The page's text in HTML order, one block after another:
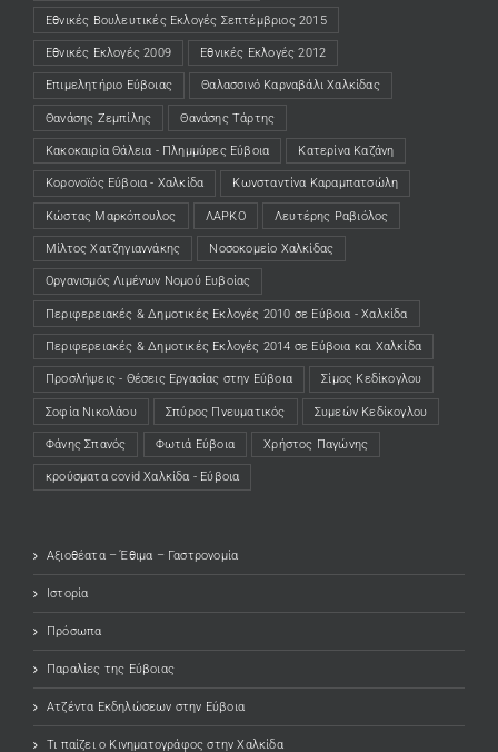
Εθνικές Βουλευτικές Εκλογές Σεπτέμβριος 2015
Εθνικές Εκλογές 2009 Εθνικές Εκλογές 2012
Επιμελητήριο Εύβοιας Θαλασσινό Καρναβάλι Χαλκίδας
Θανάσης Ζεμπίλης Θανάσης Τάρτης
Κακοκαιρία Θάλεια - Πλημμύρες Εύβοια Κατερίνα Καζάνη
Κορονοϊός Εύβοια - Χαλκίδα Κωνσταντίνα Καραμπατσώλη
Κώστας Μαρκόπουλος ΛΑΡΚΟ Λευτέρης Ραβιόλος
Μίλτος Χατζηγιαννάκης Νοσοκομείο Χαλκίδας
Οργανισμός Λιμένων Νομού Ευβοίας
Περιφερειακές & Δημοτικές Εκλογές 2010 σε Εύβοια - Χαλκίδα
Περιφερειακές & Δημοτικές Εκλογές 2014 σε Εύβοια και Χαλκίδα
Προσλήψεις - Θέσεις Εργασίας στην Εύβοια Σίμος Κεδίκογλου
Σοφία Νικολάου Σπύρος Πνευματικός Συμεών Κεδίκογλου
Φάνης Σπανός Φωτιά Εύβοια Χρήστος Παγώνης
κρούσματα covid Χαλκίδα - Εύβοια
Αξιοθέατα – Έθιμα – Γαστρονομία
Ιστορία
Πρόσωπα
Παραλίες της Εύβοιας
Ατζέντα Εκδηλώσεων στην Εύβοια
Τι παίζει ο Κινηματογράφος στην Χαλκίδα